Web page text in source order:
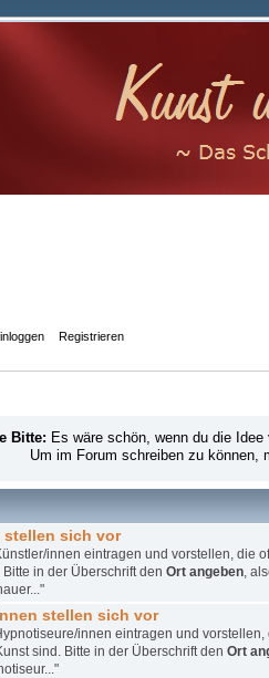
Registrieren
Bitte: Es wäre schön, wenn du die
Um im Forum schreiben zu können,
stellen sich vor
innen eintragen und vorstellen, die
in der Überschrift den Ort angeben,
stellen sich vor
innen eintragen und vorstellen,
sind. Bitte in der Überschrift den Ort